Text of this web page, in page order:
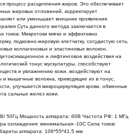
процесс расщепления жиров. Это обеспечивает
жировых отложений, корректирует
или уменьшает внешние проявления
Суть данного метода заключается в
токов. Микротоки мягко и эффективно
подкожно-жировую клетчатку, сосудистую сеть,
коллагеновых и эластиновых волокон,
и лифтинговое воздействия на
тонус мускулатуры, способствуют
и увлажнению кожи, воздействуют на
мышечные волокна, приводящие их в тонус,
улучшается микроциркуляция крови, обменные
сальных желез кожи.
50Гц Мощность аппарата: 60В Частота РФ: 1 МГц
охлаждения: минимальная -10С Сила токов:
аппарата: 106*55*41.5 мм